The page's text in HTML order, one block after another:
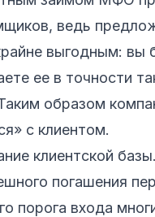
ведь
выгодным: вы
ее в точности
образом
с клиентом.
клиентской базы.
погашения
порога входа